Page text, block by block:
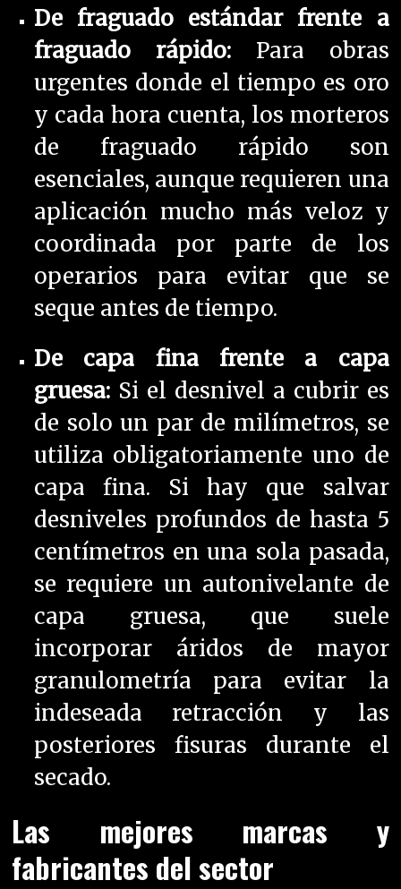
De fraguado estándar frente a
fraguado rápido:Para obras
urgentes donde el tiempo es oro
y cada hora cuenta, los morteros
de fraguado rápido son
esenciales, aunque requieren una
aplicación mucho más veloz y
coordinada por parte de los
operarios para evitar que se
seque antes de tiempo.
De capa fina frente a capa
gruesa:Si el desnivel a cubrir es
de solo un par de milímetros, se
utiliza obligatoriamente uno de
capa fina. Si hay que salvar
desniveles profundos de hasta 5
centímetros en una sola pasada,
se requiere un autonivelante de
capa gruesa, que suele
incorporar áridos de mayor
granulometría para evitar la
indeseada retracción y las
posteriores fisuras durante el
secado.
Las mejores marcas y
fabricantes del sector